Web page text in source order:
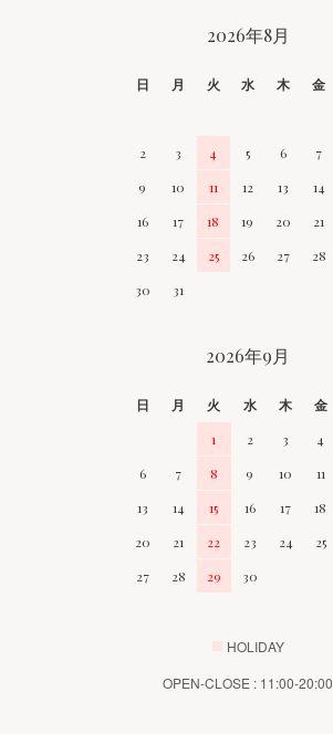
2026年8月
日 月 火 水 木 金
2
3 4 5 6 7
9
10 11 12 13 14
16
17 18 19 20 21
23
24 25 26 27 28
30
31
2026年9月
日 月 火 水 木 金
1
2 3 4
6
7 8 9 10 11
13
14 15 16 17 18
20
21 22 23 24 25
27
28 29 30
HOLIDAY
OPEN-CLOSE : 11:00-20:00